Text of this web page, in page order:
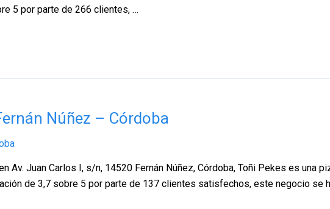
5 por parte de 266 clientes, …
Núñez – Córdoba
Av. Juan Carlos I, s/n, 14520 Fernán Núñez, Córdoba, Toñi Pekes es una
de 3,7 sobre 5 por parte de 137 clientes satisfechos, este negocio